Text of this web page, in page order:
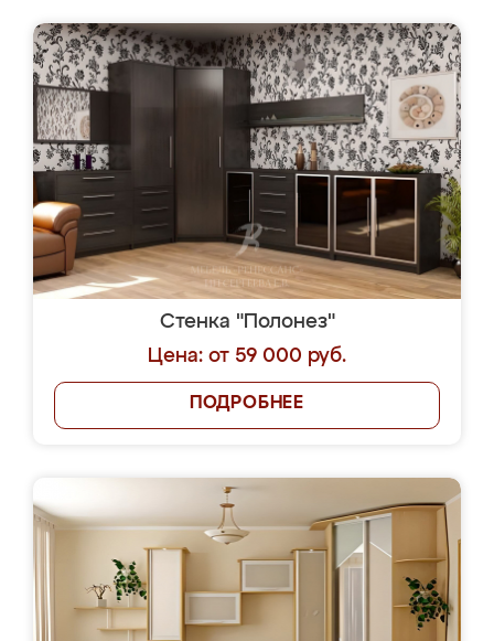
Стенка "Полонез"
Цена: от 59 000 руб.
ПОДРОБНЕЕ